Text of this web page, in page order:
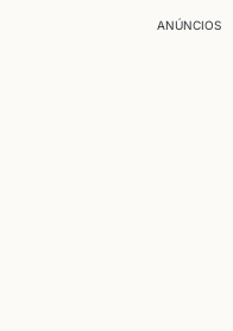
ANÚNCIOS